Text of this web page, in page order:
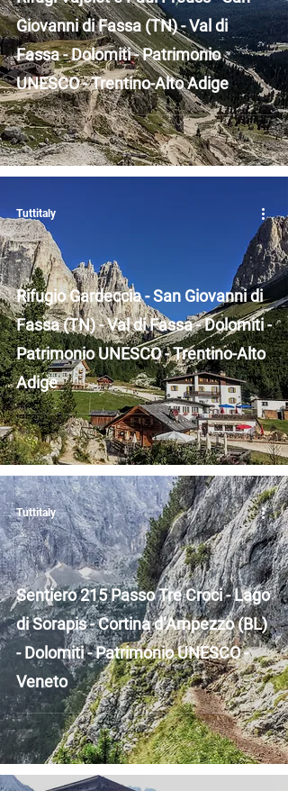
Giovanni di Fassa (TN) - Val di
Fassa - Dolomiti - Patrimonio
UNESCO - Trentino-Alto Adige
Rifugio Gardeccia - San Giovanni di
Fassa (TN) - Val di Fassa - Dolomiti -
Patrimonio UNESCO - Trentino-Alto
Adige
Tuttitaly
Sentiero 215 Passo Tre Croci - Lago
di Sorapis - Cortina d’Ampezzo (BL)
- Dolomiti - Patrimonio UNESCO -
Veneto
Tuttitaly